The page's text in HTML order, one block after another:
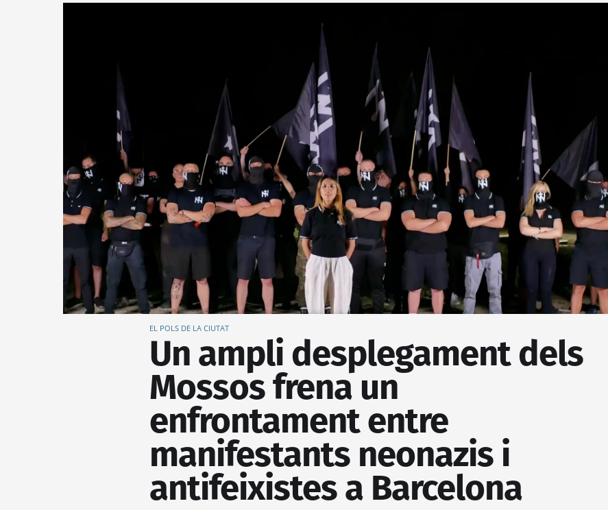
EL POLS DE LA CIUTAT
Un ampli desplegament dels
Mossos frena un
enfrontament entre
manifestants neonazis i
antifeixistes a Barcelona